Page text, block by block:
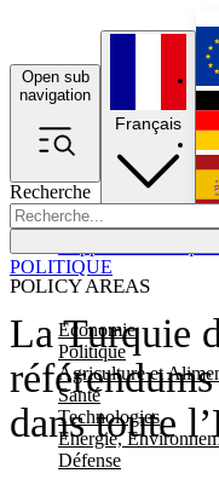
Open sub
navigation
Recherche
POLICY AREAS
Economie
Politique
Agriculture et
Santé
Technologies
Energie,
Défense
Français
La Turquie
dans toute
POLITIQUE